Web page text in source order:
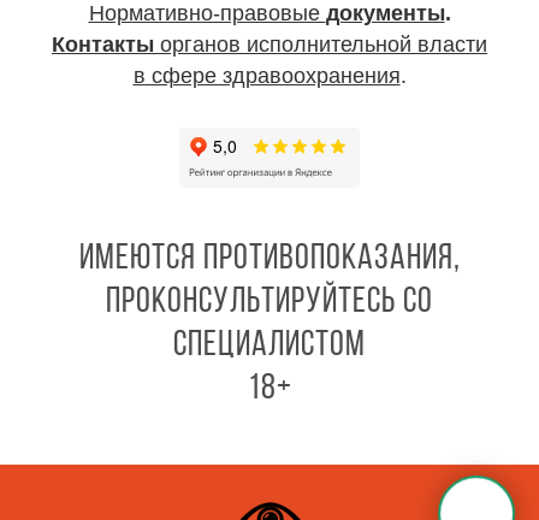
Нормативно-правовые документы.
Контакты органов исполнительной власти
в сфере здравоохранения.
ИМЕЮТСЯ ПРОТИВОПОКАЗАНИЯ,
ПРОКОНСУЛЬТИРУЙТЕСЬ СО
СПЕЦИАЛИСТОМ
18+